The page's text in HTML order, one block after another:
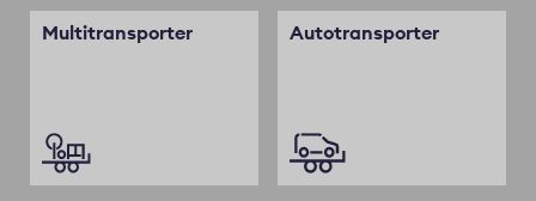
Multitransporter Autotransporter